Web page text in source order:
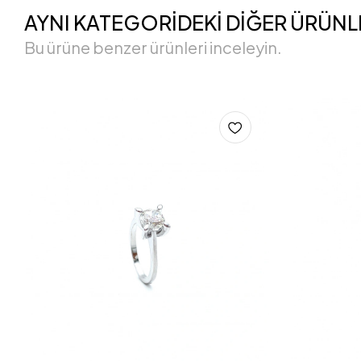
AYNI KATEGORİDEKİ DİĞER
Bu ürüne benzer ürünleri inceleyin.